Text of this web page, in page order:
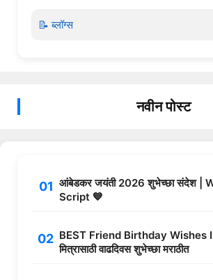
📝 ब्लॉग्स
नवीन पोस्ट
आंबेडकर जयंती 2026 शुभेच्छा संदेश |
Script 💙
BEST Friend Birthday Wishes
मित्रासाठी वाढदिवस शुभेच्छा मराठीत